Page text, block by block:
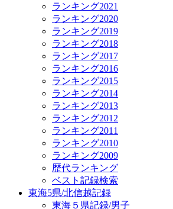
ランキング2021
ランキング2020
ランキング2019
ランキング2018
ランキング2017
ランキング2016
ランキング2015
ランキング2014
ランキング2013
ランキング2012
ランキング2011
ランキング2010
ランキング2009
歴代ランキング
ベスト記録検索
東海5県/北信越記録
東海５県記録/男子